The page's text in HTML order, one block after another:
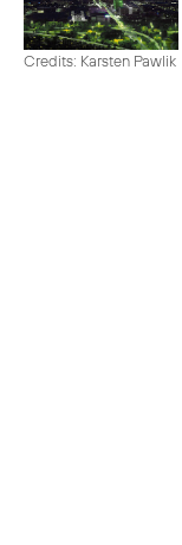
Credits: Karsten Pawlik